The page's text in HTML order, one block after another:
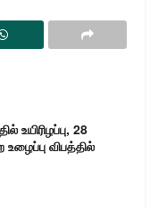
உயிரிழப்பு, 28
விபத்தில்